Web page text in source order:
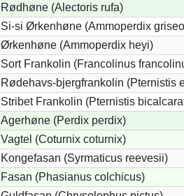
Rødhøne (Alectoris rufa)
Si-si Ørkenhøne (Ammoperdix
Ørkenhøne (Ammoperdix heyi)
Sort Frankolin (Francolinus
Rødehavs-bjergfrankolin (Pternistis
Stribet Frankolin (Pternistis
Agerhøne (Perdix perdix)
Vagtel (Coturnix coturnix)
Kongefasan (Syrmaticus reevesii)
Fasan (Phasianus colchicus)